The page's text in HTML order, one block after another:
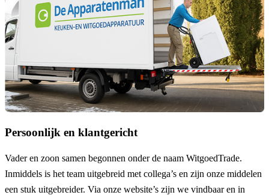
Persoonlijk en klantgericht
Vader en zoon samen begonnen onder de naam WitgoedTrade.
Inmiddels is het team uitgebreid met collega’s en zijn onze middelen
een stuk uitgebreider. Via onze website’s zijn we vindbaar en in